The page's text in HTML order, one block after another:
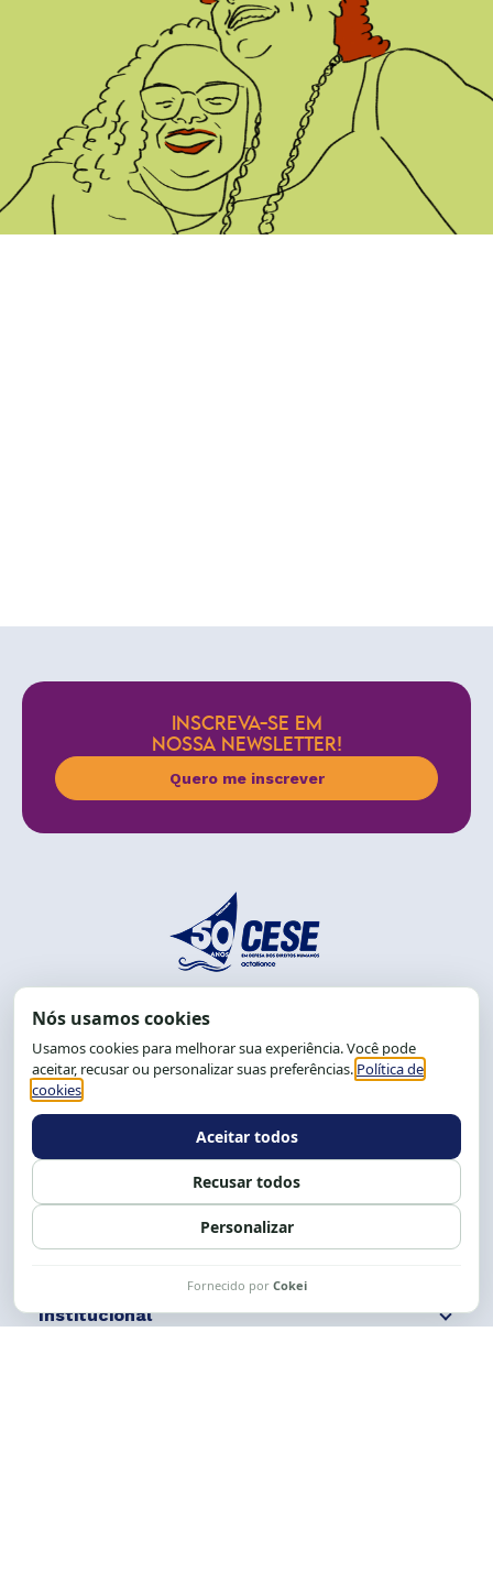
INSCREVA-SE EM
NOSSA NEWSLETTER!
Quero me inscrever
End.: R. da Graça, 150. Graça
CEP: 40.150-055
Salvador-BA, Brasil.
Tel.: (71) 2104-5457, Cel.: (71) 9 9239-2104 ou 2105
Expediente: 8h às 12h e 13 às 17h.
Siga nossas redes Fale conosco
Institucional